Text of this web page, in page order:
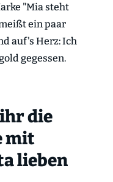
"Mia steht
ein paar
auf's Herz: Ich
gegessen.
die
mit
lieben